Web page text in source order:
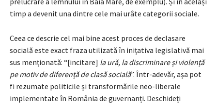
timp a devenit una dintre cele mai urâte categorii sociale.
Ceea ce descrie cel mai bine acest proces de declasare
socială este exact fraza utilizată în inițativa legislativă mai
sus menționată: “[incitare] la ură, la discriminare și violență
pe motiv de diferență de clasă socială”. Într-adevăr, așa pot
fi rezumate politicile și transformările neo-liberale
implementate în România de guvernanți. Deschideți